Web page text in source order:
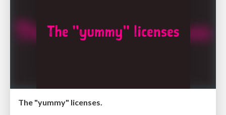
The "yummy" licenses.